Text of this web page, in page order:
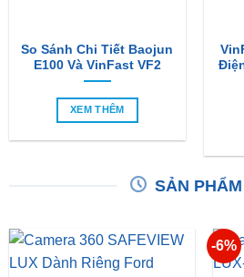
So Sánh Chi Tiết Baojun
E100 Và VinFast VF2
XEM THÊM
SẢN
-6%